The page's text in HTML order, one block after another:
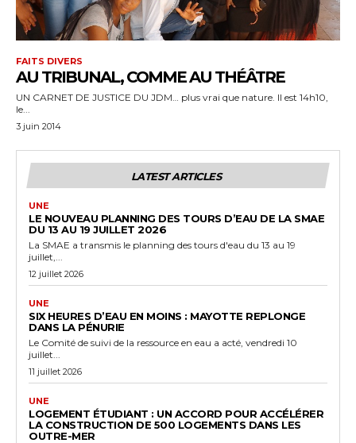
FAITS DIVERS
AU TRIBUNAL, COMME AU THÉÂTRE
UN CARNET DE JUSTICE DU JDM… plus vrai que nature. Il est 14h10,
le...
3 juin 2014
LATEST ARTICLES
UNE
LE NOUVEAU PLANNING DES TOURS D’EAU DE LA SMAE
DU 13 AU 19 JUILLET 2026
La SMAE a transmis le planning des tours d'eau du 13 au 19
juillet,...
12 juillet 2026
UNE
SIX HEURES D’EAU EN MOINS : MAYOTTE REPLONGE
DANS LA PÉNURIE
Le Comité de suivi de la ressource en eau a acté, vendredi 10
juillet...
11 juillet 2026
UNE
LOGEMENT ÉTUDIANT : UN ACCORD POUR ACCÉLÉRER
LA CONSTRUCTION DE 500 LOGEMENTS DANS LES
OUTRE-MER